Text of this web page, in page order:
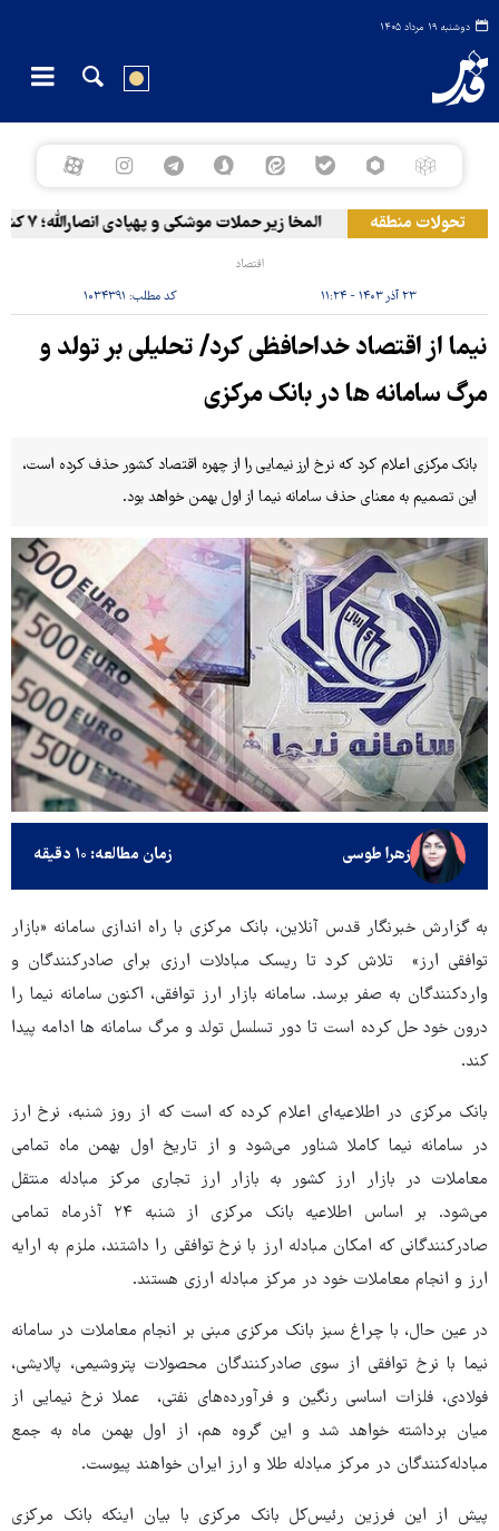
دوشنبه ۱۹ مرداد ۱۴۰۵
تحولات منطقه المخا زیر حملات موشکی و پهپادی انصارالله؛ ۷ کشته و ۳۰ زخمی
اقتصاد
۲۳ آذر ۱۴۰۳ - ۱۱:۲۴ کد مطلب: ۱۰۳۴۳۹۱
نیما از اقتصاد خداحافظی کرد/ تحلیلی بر تولد و
مرگ سامانه ها در بانک مرکزی
بانک مرکزی اعلام کرد که نرخ ارز نیمایی را از چهره اقتصاد کشور حذف کرده است،
این تصمیم به معنای حذف سامانه نیما از اول بهمن خواهد بود.
زهرا طوسی زمان مطالعه: ۱۰ دقیقه
به گزارش خبرنگار قدس آنلاین، بانک مرکزی با راه اندازی سامانه «بازار
توافقی ارز» تلاش کرد تا ریسک مبادلات ارزی برای صادرکنندگان و
واردکنندگان به صفر برسد. سامانه بازار ارز توافقی، اکنون سامانه نیما را
درون خود حل کرده است تا دور تسلسل تولد و مرگ سامانه ها ادامه پیدا
کند.
بانک مرکزی در اطلاعیه‌ای اعلام کرده که است که از روز شنبه، نرخ ارز
در سامانه نیما کاملا شناور می‌شود و از تاریخ اول بهمن ماه تمامی
معاملات در بازار ارز کشور به بازار ارز تجاری مرکز مبادله منتقل
می‌شود. بر اساس اطلاعیه بانک مرکزی از شنبه ۲۴ آذرماه تمامی
صادرکنندگانی که امکان مبادله ارز با نرخ توافقی را داشتند، ملزم به ارایه
ارز و انجام معاملات خود در مرکز مبادله ارزی هستند.
در عین حال، با چراغ سبز بانک مرکزی مبنی بر انجام معاملات در سامانه
نیما با نرخ توافقی از سوی صادرکنندگان محصولات پتروشیمی، پالایشی،
فولادی، فلزات اساسی رنگین و فرآورده‌های نفتی، عملا نرخ نیمایی از
میان برداشته خواهد شد و این گروه هم، از اول بهمن ماه به جمع
مبادله‌کنندگان در مرکز مبادله طلا و ارز ایران خواهند پیوست.
پیش از این فرزین رئیس‌کل بانک مرکزی با بیان اینکه بانک مرکزی